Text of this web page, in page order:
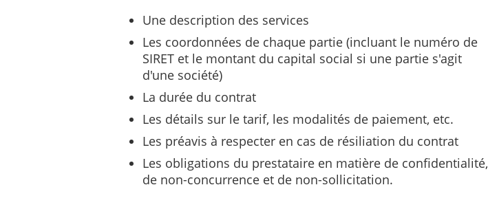
Une description des services
Les coordonnées de chaque partie (incluant le numéro de
SIRET et le montant du capital social si une partie s'agit
d'une société)
La durée du contrat
Les détails sur le tarif, les modalités de paiement, etc.
Les préavis à respecter en cas de résiliation du contrat
Les obligations du prestataire en matière de confidentialité,
de non-concurrence et de non-sollicitation.